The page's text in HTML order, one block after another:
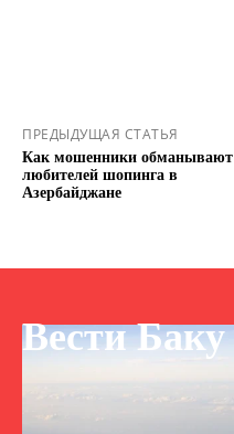
ПРЕДЫДУЩАЯ СТАТЬЯ
Как мошенники обманывают
любителей шопинга в
Азербайджане
Вести Баку